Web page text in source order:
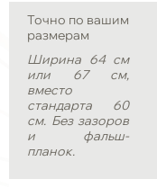
Точно по вашим
размерам
Ширина 64 см
или 67 см,
вместо
стандарта 60
см. Без зазоров
и фальш-
планок.